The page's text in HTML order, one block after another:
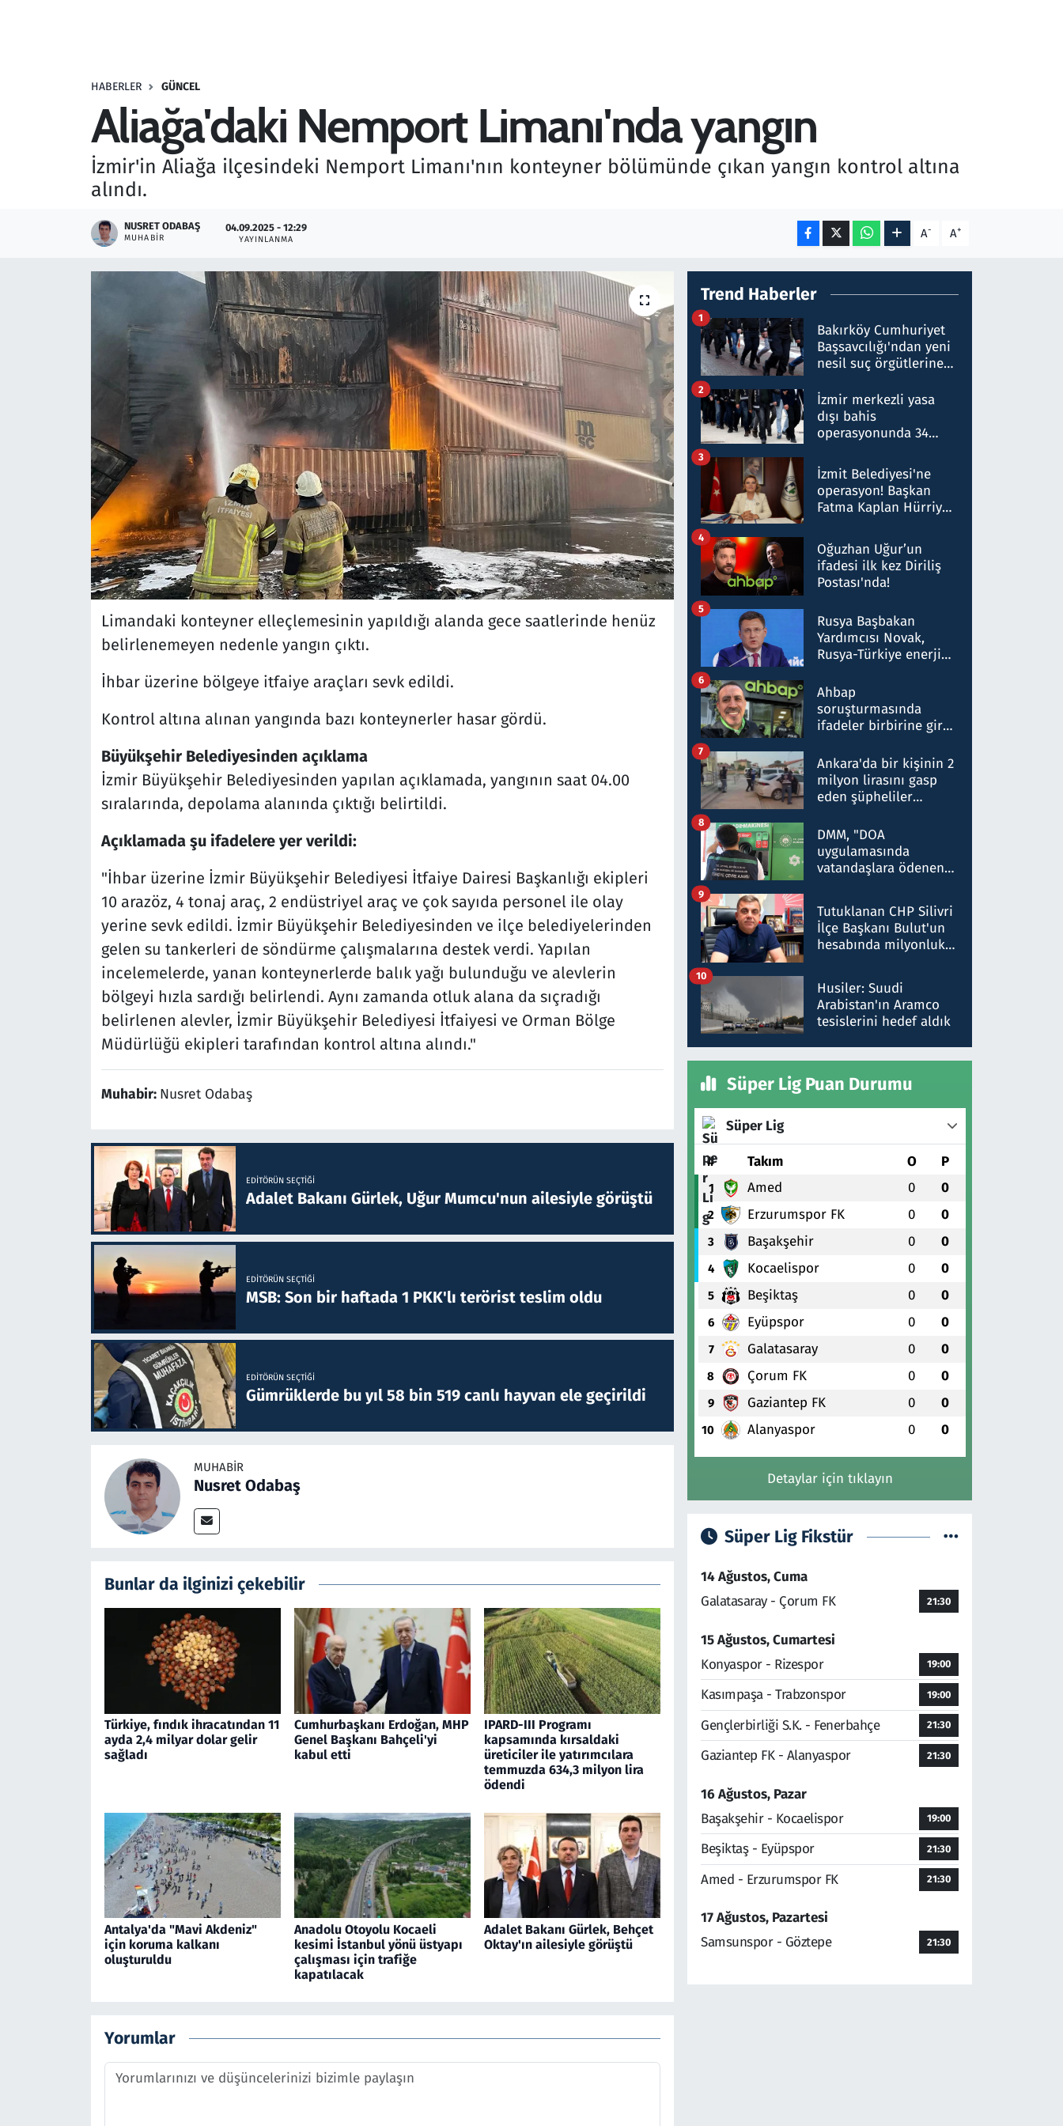
HABERLER GÜNCEL
Aliağa'daki Nemport Limanı'nda yangın
İzmir'in Aliağa ilçesindeki Nemport Limanı'nın konteyner bölümünde çıkan yangın kontrol altına
alındı.
NUSRET ODABAŞ
MUHABIR
04.09.2025 - 12:29
YAYINLANMA A- A+
Limandaki konteyner elleçlemesinin yapıldığı alanda gece saatlerinde henüz
belirlenemeyen nedenle yangın çıktı.
İhbar üzerine bölgeye itfaiye araçları sevk edildi.
Kontrol altına alınan yangında bazı konteynerler hasar gördü.
Büyükşehir Belediyesinden açıklama
İzmir Büyükşehir Belediyesinden yapılan açıklamada, yangının saat 04.00
sıralarında, depolama alanında çıktığı belirtildi.
Açıklamada şu ifadelere yer verildi:
"İhbar üzerine İzmir Büyükşehir Belediyesi İtfaiye Dairesi Başkanlığı ekipleri
10 arazöz, 4 tonaj araç, 2 endüstriyel araç ve çok sayıda personel ile olay
yerine sevk edildi. İzmir Büyükşehir Belediyesinden ve ilçe belediyelerinden
gelen su tankerleri de söndürme çalışmalarına destek verdi. Yapılan
incelemelerde, yanan konteynerlerde balık yağı bulunduğu ve alevlerin
bölgeyi hızla sardığı belirlendi. Aynı zamanda otluk alana da sıçradığı
belirlenen alevler, İzmir Büyükşehir Belediyesi İtfaiyesi ve Orman Bölge
Müdürlüğü ekipleri tarafından kontrol altına alındı."
Muhabir: Nusret Odabaş
EDITÖRÜN SEÇTIĞI
Adalet Bakanı Gürlek, Uğur Mumcu'nun ailesiyle görüştü
EDITÖRÜN SEÇTIĞI
MSB: Son bir haftada 1 PKK'lı terörist teslim oldu
EDITÖRÜN SEÇTIĞI
Gümrüklerde bu yıl 58 bin 519 canlı hayvan ele geçirildi
MUHABIR
Nusret Odabaş
Bunlar da ilginizi çekebilir
Türkiye, fındık ihracatından 11
ayda 2,4 milyar dolar gelir
sağladı
Cumhurbaşkanı Erdoğan, MHP
Genel Başkanı Bahçeli'yi
kabul etti
IPARD-III Programı
kapsamında kırsaldaki
üreticiler ile yatırımcılara
temmuzda 634,3 milyon lira
ödendi
Antalya'da "Mavi Akdeniz"
için koruma kalkanı
oluşturuldu
Anadolu Otoyolu Kocaeli
kesimi İstanbul yönü üstyapı
çalışması için trafiğe
kapatılacak
Adalet Bakanı Gürlek, Behçet
Oktay'ın ailesiyle görüştü
Yorumlar
Trend Haberler
Bakırköy Cumhuriyet
Başsavcılığı'ndan yeni
nesil suç örgütlerine
hakkında gözaltı kararı
1
İzmir merkezli yasa
dışı bahis
operasyonunda 34
Milyar liralık para
trafiği tespit edildi
2
İzmit Belediyesi'ne
operasyon! Başkan
Fatma Kaplan Hürriyet
3
Oğuzhan Uğur’un
ifadesi ilk kez Diriliş
Postası'nda!
4
Rusya Başbakan
Yardımcısı Novak,
Rusya-Türkiye enerji
nitelikte olduğunu
belirtti
5
Ahbap
soruşturmasında
ifadeler birbirine girdi:
ifadelerinden ortaya
çıkan tablo şok etti
6
Ankara'da bir kişinin 2
milyon lirasını gasp
eden şüpheliler
7
DMM, "DOA
uygulamasında
vatandaşlara ödenen
düşürüldüğü" iddiasını
yalanladı
8
Tutuklanan CHP Silivri
İlçe Başkanı Bulut'un
hesabında milyonluk
talimat verdi, ben
gönderdim
9
Husiler: Suudi
Arabistan'ın Aramco
tesislerini hedef aldık
10
Süper Lig Puan Durumu
Süper Lig
# Takım O P
1 Amed 0 0
2 Erzurumspor FK 0 0
3 Başakşehir 0 0
4 Kocaelispor 0 0
5 Beşiktaş 0 0
6 Eyüpspor 0 0
7 Galatasaray 0 0
8 Çorum FK 0 0
9 Gaziantep FK 0 0
10 Alanyaspor 0 0
Detaylar için tıklayın
Süper Lig Fikstür
14 Ağustos, Cuma
Galatasaray - Çorum FK
21:30
15 Ağustos, Cumartesi
Konyaspor - Rizespor
19:00
Kasımpaşa - Trabzonspor 19:00
Gençlerbirliği S.K. - Fenerbahçe 21:30
Gaziantep FK - Alanyaspor 21:30
16 Ağustos, Pazar
Başakşehir - Kocaelispor
19:00
Beşiktaş - Eyüpspor 21:30
Amed - Erzurumspor FK 21:30
17 Ağustos, Pazartesi
Samsunspor - Göztepe
21:30
Savunma Sanayi
Seçim 2023